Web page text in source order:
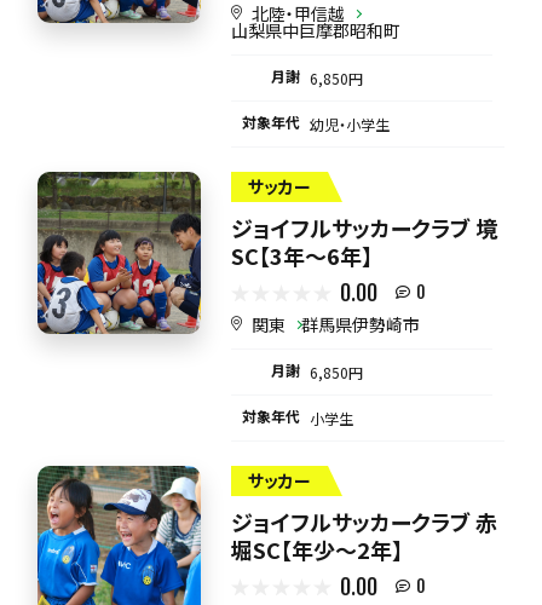
北陸・甲信越
山梨県中巨摩郡昭和町
月謝 6,850円
対象年代 幼児・小学生
サッカー
ジョイフルサッカークラブ 境
SC【3年～6年】
0.00 0
関東 群馬県伊勢崎市
月謝 6,850円
対象年代 小学生
サッカー
ジョイフルサッカークラブ 赤
堀SC【年少～2年】
0.00 0